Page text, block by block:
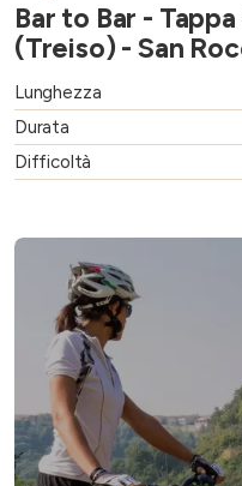
Bar to Bar -
(Treiso) - San
Lunghezza
Durata
Difficoltà